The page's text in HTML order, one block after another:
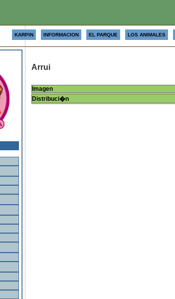
KARPIN INFORMACION EL PARQUE LOS ANIMALES
Arrui
Imagen
Distribuci�n